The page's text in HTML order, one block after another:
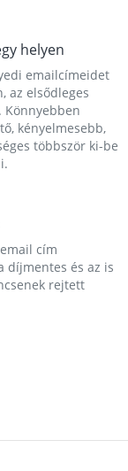
helyen
emailcímeidet
az elsődleges
Könnyebben
kényelmesebb,
többször ki-be
cím
díjmentes és az is
rejtett